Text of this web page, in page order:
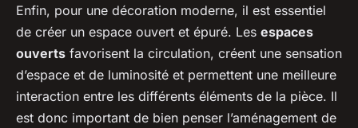
Enfin, pour une décoration moderne, il est essentiel
de créer un espace ouvert et épuré. Les espaces
ouverts favorisent la circulation, créent une sensation
d’espace et de luminosité et permettent une meilleure
interaction entre les différents éléments de la pièce. Il
est donc important de bien penser l’aménagement de